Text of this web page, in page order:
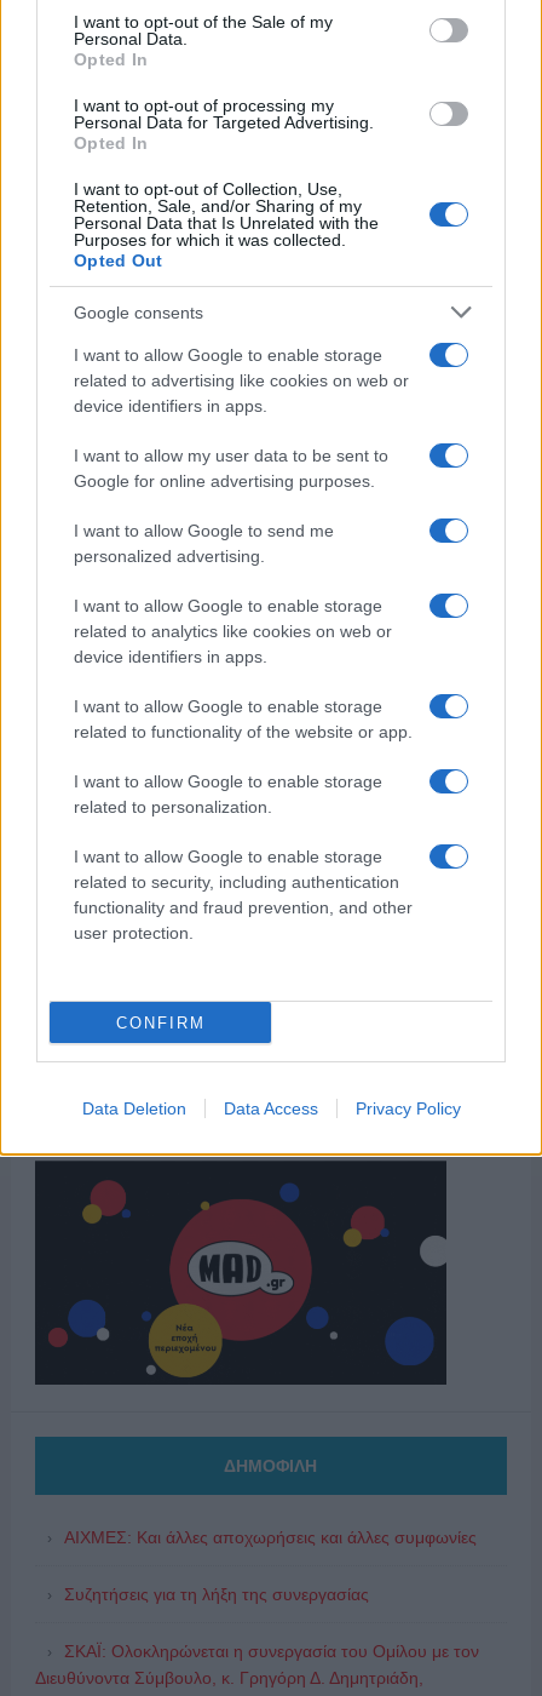
consent section.
I want to opt-out of the Sale of my
Personal Data.
Opted In
I want to opt-out of processing my
Personal Data for Targeted Advertising.
Opted In
I want to opt-out of Collection, Use,
Retention, Sale, and/or Sharing of my
Personal Data that Is Unrelated with the
Purposes for which it was collected.
Opted Out
Google consents
I want to allow Google to enable storage
related to advertising like cookies on web or
device identifiers in apps.
I want to allow my user data to be sent to
Google for online advertising purposes.
I want to allow Google to send me
personalized advertising.
I want to allow Google to enable storage
related to analytics like cookies on web or
device identifiers in apps.
I want to allow Google to enable storage
related to functionality of the website or app.
I want to allow Google to enable storage
related to personalization.
I want to allow Google to enable storage
related to security, including authentication
functionality and fraud prevention, and other
user protection.
CONFIRM
Data Deletion Data Access Privacy Policy
της Ζωής μας
το ελληνικό καλοκαίρι και ένας
πολιτισμός που μας ενώνει κάθε μέρα.
ΟΣΑ ΧΡΕΙΑΖΕΣΑΙ
ΓΙΑ ΤΟ ΚΑΛΟΚΑΙΡΙ ΣΟΥ →
ΔΗΜΟΦΙΛΗ
ΑΙΧΜΕΣ: Και άλλες αποχωρήσεις και άλλες συμφωνίες
Συζητήσεις για τη λήξη της συνεργασίας
ΣΚΑΪ: Ολοκληρώνεται η συνεργασία του Ομίλου με τον
Διευθύνοντα Σύμβουλο, κ. Γρηγόρη Δ. Δημητριάδη,